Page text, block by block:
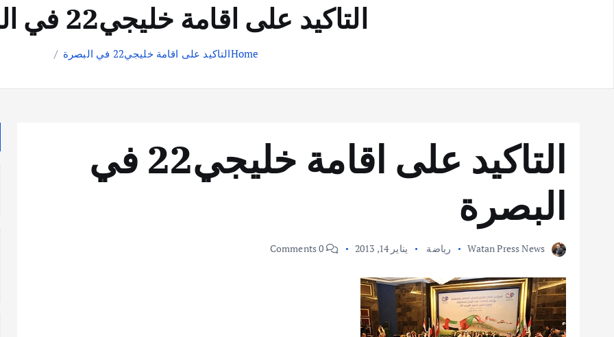
التاكيد على اقامة خليجي22 في البصرة
Homeالتاكيد على اقامة خليجي22 في البصرة
التاكيد على اقامة خليجي22 في
البصرة
Watan Press News رياضة يناير 14, 2013